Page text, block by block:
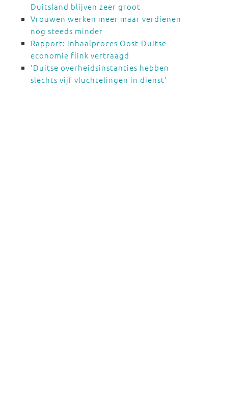
Duitsland blijven zeer groot
Vrouwen werken meer maar verdienen
nog steeds minder
Rapport: inhaalproces Oost-Duitse
economie flink vertraagd
'Duitse overheidsinstanties hebben
slechts vijf vluchtelingen in dienst'